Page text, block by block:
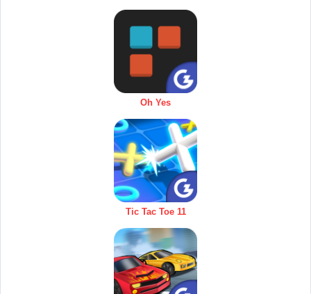
Oh Yes
Tic Tac Toe 11